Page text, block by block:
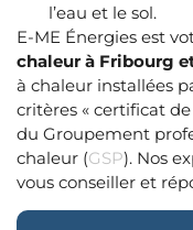
l’eau et le sol.
E-ME Énergies est
chaleur à Fribourg
à chaleur installées
critères « certificat
du Groupement
chaleur (GSP). Nos
vous conseiller et